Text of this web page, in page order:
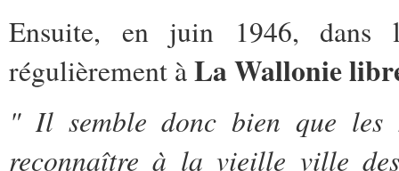
Ensuite, en juin 1946, dans
régulièrement àLa Wallonie
" Il semble donc bien que les
reconnaître à la vieille ville